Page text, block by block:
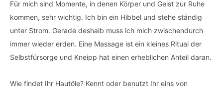
Für mich sind Momente, in denen Körper und Geist zur Ruhe
kommen, sehr wichtig. Ich bin ein Hibbel und stehe ständig
unter Strom. Gerade deshalb muss ich mich zwischendurch
immer wieder erden. Eine Massage ist ein kleines Ritual der
Selbstfürsorge und Kneipp hat einen erheblichen Anteil daran.
Wie findet Ihr Hautöle? Kennt oder benutzt Ihr eins von